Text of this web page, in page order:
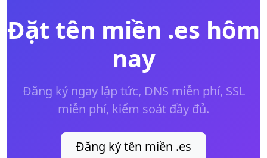
Đặt tên miền .es hôm
nay
Đăng ký ngay lập tức, DNS miễn phí, SSL
miễn phí, kiểm soát đầy đủ.
Đăng ký tên miền .es